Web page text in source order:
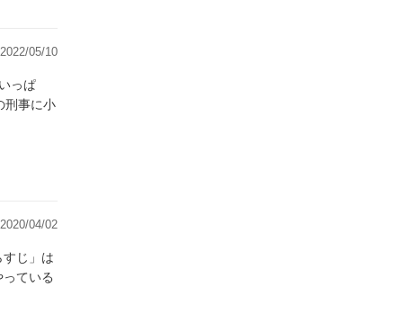
2022/05/10
っぱ
2020/04/02
じ」は